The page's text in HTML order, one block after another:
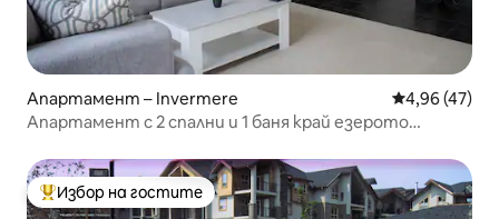
Апартамент – Invermere Средна
4,96 (47)
Апартамент с 2 спални и 1 баня край езерото
Най-популярен избор на гостите
Избор на гостите